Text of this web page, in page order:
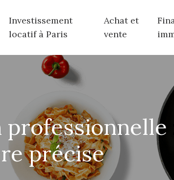
Investissement
locatif à Paris
Achat et
vente
professionnelle
précise